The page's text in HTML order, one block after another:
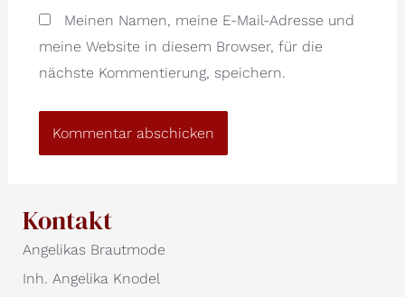
Meinen Namen, meine E-Mail-Adresse und
meine Website in diesem Browser, für die
nächste Kommentierung, speichern.
Kontakt
Angelikas Brautmode
Inh. Angelika Knodel